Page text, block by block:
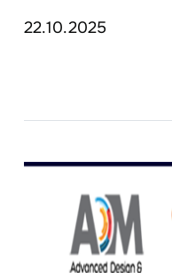
22.10.2025